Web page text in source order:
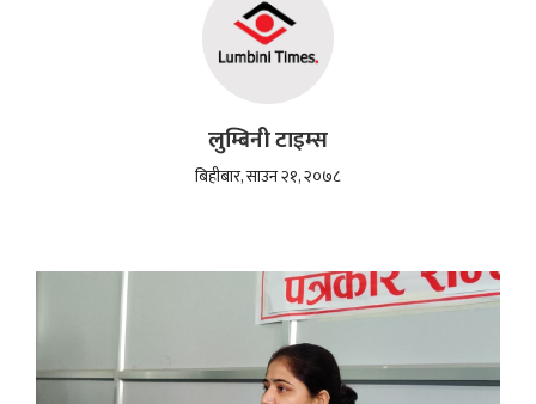
लुम्बिनी टाइम्स
बिहीबार, साउन २१, २०७८